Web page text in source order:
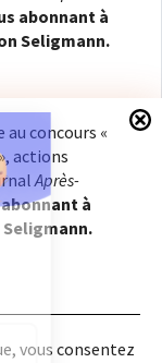
abonnant à
Seligmann.
vous
de
vous
concours «
actions
Après-
à
vous consentez